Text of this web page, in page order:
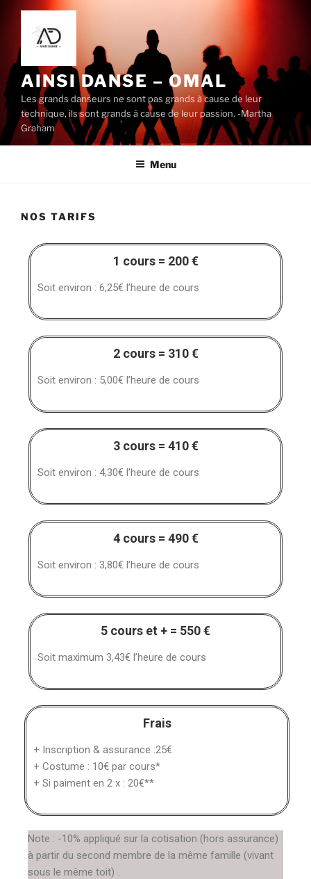
AINSI DANSE – OMAL
Les grands danseurs ne sont pas grands à cause de leur
technique, ils sont grands à cause de leur passion. -Martha
Graham
Menu
NOS TARIFS
1 cours = 200 €
Soit environ : 6,25€ l’heure de cours
2 cours = 310 €
Soit environ : 5,00€ l’heure de cours
3 cours = 410 €
Soit environ : 4,30€ l’heure de cours
4 cours = 490 €
Soit environ : 3,80€ l’heure de cours
5 cours et + = 550 €
Soit maximum 3,43€ l’heure de cours
Frais
+ Inscription & assurance :25€
+ Costume : 10€ par cours*
+ Si paiment en 2 x : 20€**
Note : -10% appliqué sur la cotisation (hors assurance)
à partir du second membre de la même famille (vivant
sous le même toit) .